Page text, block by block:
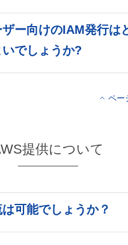
ー向けのIAM発行は
でしょうか?
ペー
提供について
可能でしょうか？